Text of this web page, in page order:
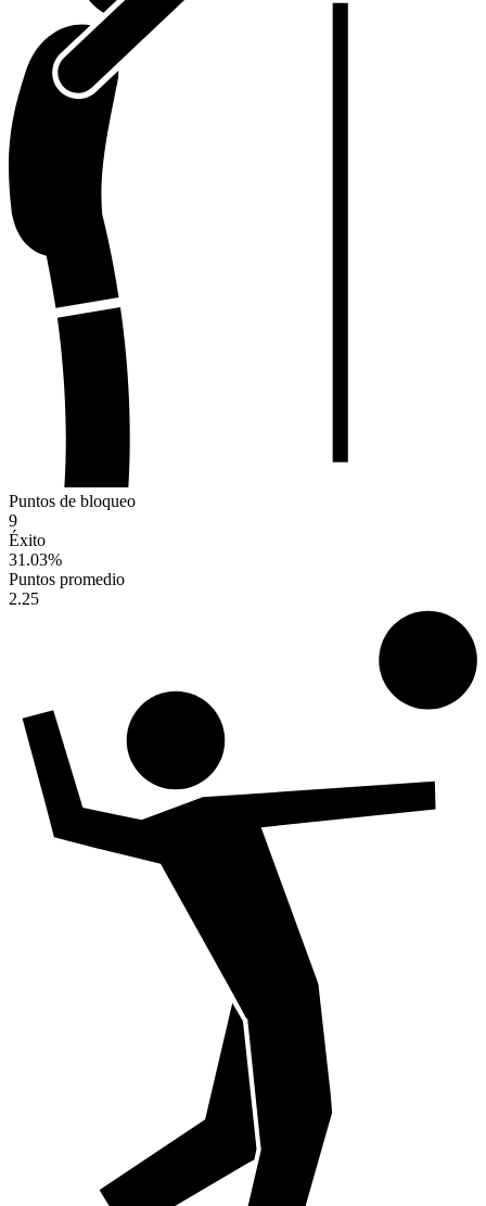
Puntos de bloqueo
9
Éxito
31.03%
Puntos promedio
2.25